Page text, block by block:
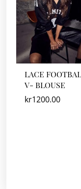
LACE
V- BLOUSE
kr1200.00